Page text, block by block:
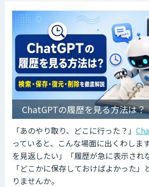
ChatGPTの履歴を見る方法は？
「あのやり取り、どこに行った？」
っていると、こんな場面に出くわしま
を見返したい」「履歴が急に表示され
「どこかに保存しておけばよかった」
りませんか。